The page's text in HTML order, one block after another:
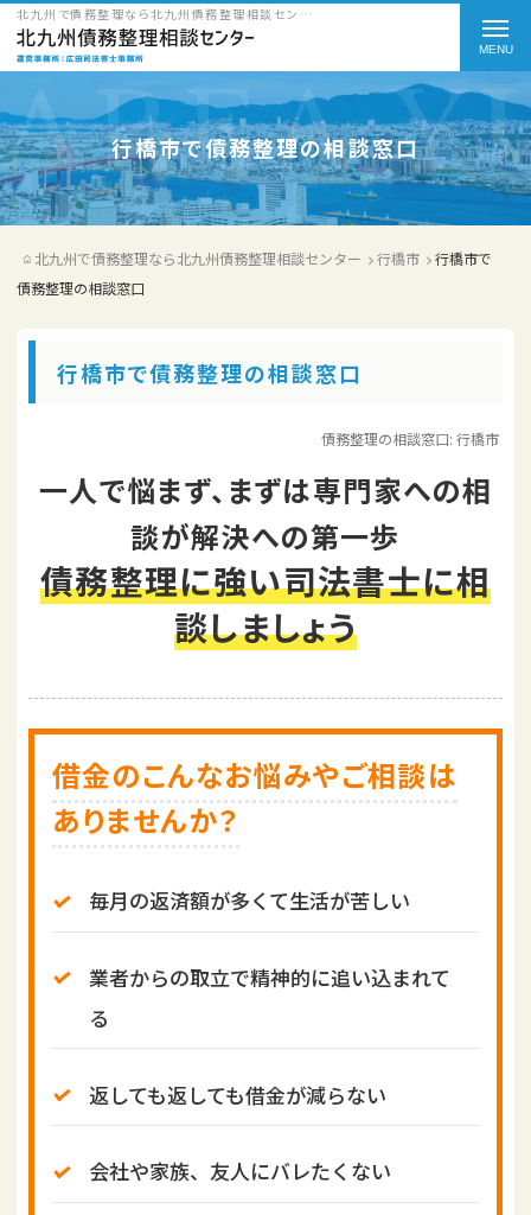
北九州で債務整理なら北九州債務整理相談センターの行橋市で債務整理の相談窓口をご紹介
行橋市で債務整理の相談窓口
北九州で債務整理なら北九州債務整理相談センター 行橋市
行橋市で
債務整理の相談窓口
行橋市で債務整理の相談窓口
債務整理の相談窓口: 行橋市
一人で悩まず、まずは専門家への相
談が解決への第一歩
債務整理に強い司法書士に相
談しましょう
借金のこんなお悩みやご相談は
ありませんか？
毎月の返済額が多くて生活が苦しい
業者からの取立で精神的に追い込まれて
る
返しても返しても借金が減らない
会社や家族、友人にバレたくない
t
o
g
g
l
e